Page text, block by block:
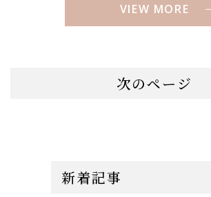
VIEW MORE
次のページ
新着記事